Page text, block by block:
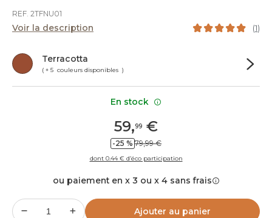
REF. 2TFNU01
Voir la description (1)
Terracotta
( + 5 couleurs disponibles )
59,99 €
-25 % 79,99 €
dont 0.44 € d’éco participation
ou paiement en x 3 ou x 4 sans frais
Ajouter au panier